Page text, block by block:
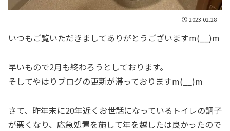
2023.02.28
いつもご覧いただきましてありがとうございますm(__)m
早いもので2月も終わろうとしております。
そしてやはりブログの更新が滞っておりますm(__)m
さて、昨年末に20年近くお世話になっているトイレの調子
が悪くなり、応急処置を施して年を越したは良かったので